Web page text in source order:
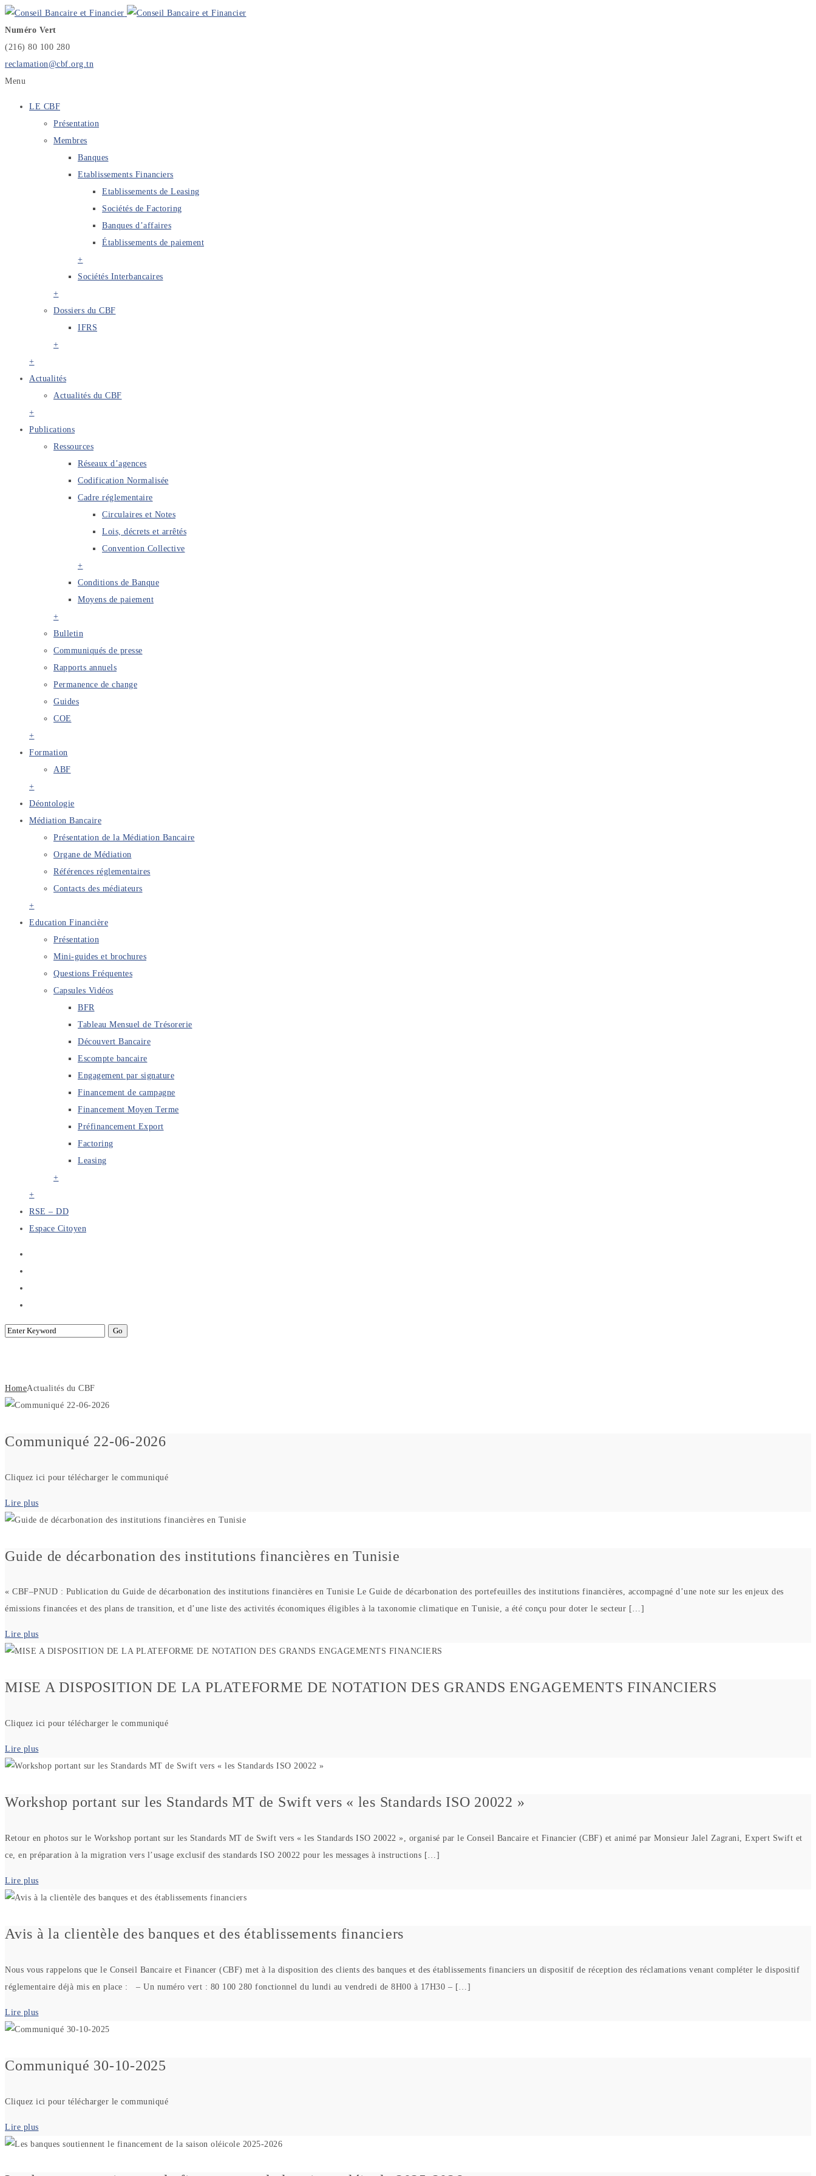
Numéro Vert
(216) 80 100 280
reclamation@cbf.org.tn
Menu
LE CBF
Présentation
Membres
Banques
Etablissements Financiers
Etablissements de Leasing
Sociétés de Factoring
Banques d’affaires
Établissements de paiement
+
Sociétés Interbancaires
+
Dossiers du CBF
IFRS
+
+
Actualités
Actualités du CBF
+
Publications
Ressources
Réseaux d’agences
Codification Normalisée
Cadre réglementaire
Circulaires et Notes
Lois, décrets et arrêtés
Convention Collective
+
Conditions de Banque
Moyens de paiement
+
Bulletin
Communiqués de presse
Rapports annuels
Permanence de change
Guides
COE
+
Formation
ABF
+
Déontologie
Médiation Bancaire
Présentation de la Médiation Bancaire
Organe de Médiation
Références réglementaires
Contacts des médiateurs
+
Education Financière
Présentation
Mini-guides et brochures
Questions Fréquentes
Capsules Vidéos
BFR
Tableau Mensuel de Trésorerie
Découvert Bancaire
Escompte bancaire
Engagement par signature
Financement de campagne
Financement Moyen Terme
Préfinancement Export
Factoring
Leasing
+
+
RSE – DD
Espace Citoyen
HomeActualités du CBF
Communiqué 22-06-2026
Cliquez ici pour télécharger le communiqué
Lire plus
Guide de décarbonation des institutions financières en Tunisie
« CBF–PNUD : Publication du Guide de décarbonation des institutions financières en Tunisie Le Guide de décarbonation des portefeuilles des institutions financières, accompagné d’une note sur les enjeux des
émissions financées et des plans de transition, et d’une liste des activités économiques éligibles à la taxonomie climatique en Tunisie, a été conçu pour doter le secteur […]
Lire plus
MISE A DISPOSITION DE LA PLATEFORME DE NOTATION DES GRANDS ENGAGEMENTS FINANCIERS
Cliquez ici pour télécharger le communiqué
Lire plus
Workshop portant sur les Standards MT de Swift vers « les Standards ISO 20022 »
Retour en photos sur le Workshop portant sur les Standards MT de Swift vers « les Standards ISO 20022 », organisé par le Conseil Bancaire et Financier (CBF) et animé par Monsieur Jalel Zagrani, Expert Swift et
ce, en préparation à la migration vers l’usage exclusif des standards ISO 20022 pour les messages à instructions […]
Lire plus
Avis à la clientèle des banques et des établissements financiers
Nous vous rappelons que le Conseil Bancaire et Financer (CBF) met à la disposition des clients des banques et des établissements financiers un dispositif de réception des réclamations venant compléter le dispositif
réglementaire déjà mis en place : – Un numéro vert : 80 100 280 fonctionnel du lundi au vendredi de 8H00 à 17H30 – […]
Lire plus
Communiqué 30-10-2025
Cliquez ici pour télécharger le communiqué
Lire plus